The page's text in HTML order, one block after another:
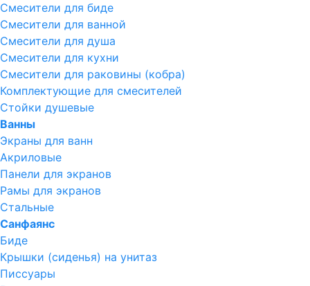
Смесители для биде
Смесители для ванной
Смесители для душа
Смесители для кухни
Смесители для раковины (кобра)
Комплектующие для смесителей
Стойки душевые
Ванны
Экраны для ванн
Акриловые
Панели для экранов
Рамы для экранов
Стальные
Санфаянс
Биде
Крышки (сиденья) на унитаз
Писсуары